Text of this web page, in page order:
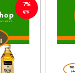
7%
ছাড়